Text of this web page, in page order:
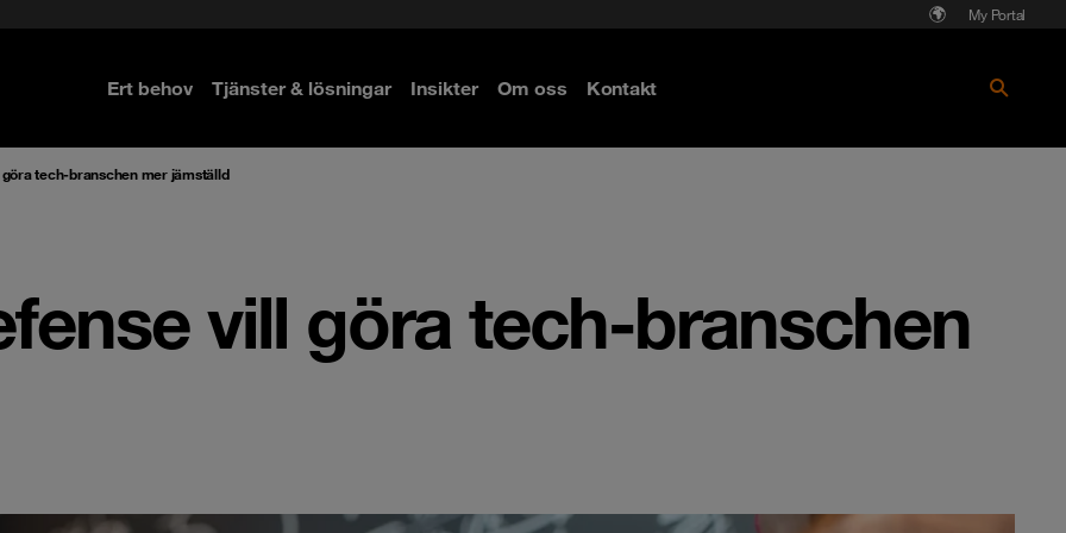
My Portal
Ert behov Tjänster & lösningar Insikter Om oss Kontakt
tech-branschen mer jämställd
vill göra tech-branschen